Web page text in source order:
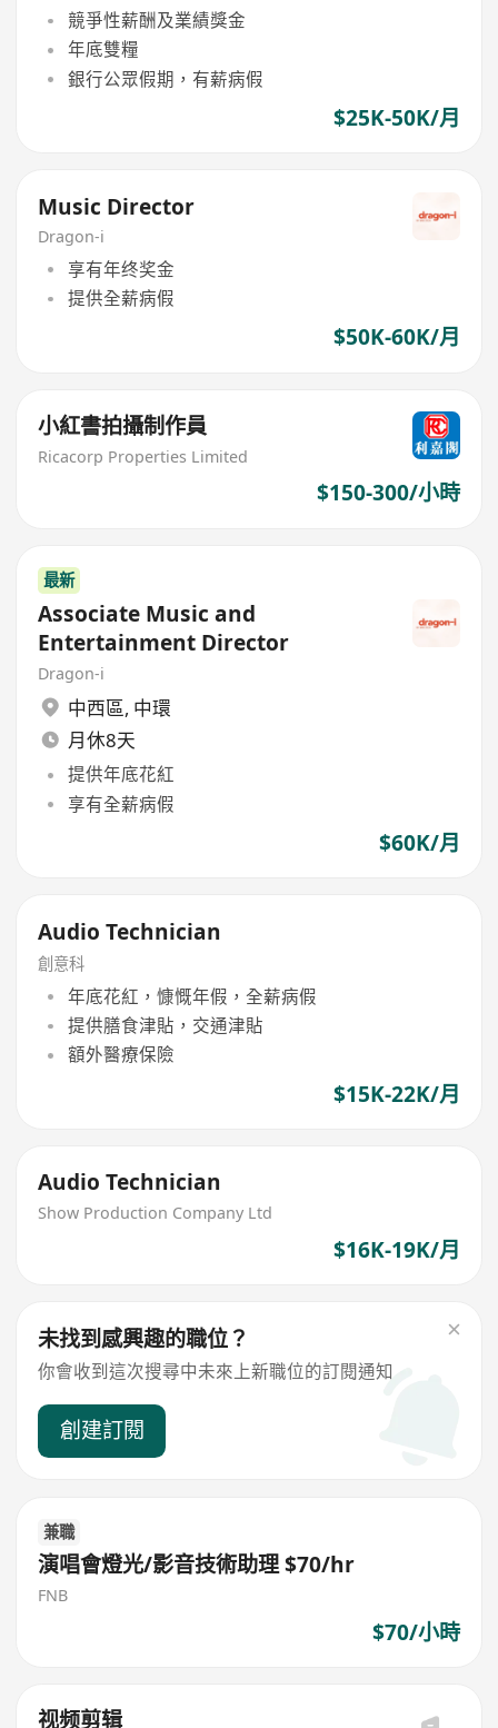
競爭性薪酬及業績獎金
年底雙糧
銀行公眾假期，有薪病假
$25K-50K/月
Music Director
Dragon-i
享有年终奖金
提供全薪病假
$50K-60K/月
小紅書拍攝制作員
Ricacorp Properties Limited
$150-300/小時
最新
Associate Music and
Entertainment Director
Dragon-i
中西區, 中環
月休8天
提供年底花紅
享有全薪病假
$60K/月
Audio Technician
創意科
年底花紅，慷慨年假，全薪病假
提供膳食津貼，交通津貼
額外醫療保險
$15K-22K/月
Audio Technician
Show Production Company Ltd
$16K-19K/月
未找到感興趣的職位？
你會收到這次搜尋中未來上新職位的訂閱通知
創建訂閱
兼職
演唱會燈光/影音技術助理 $70/hr
FNB
$70/小時
视频剪辑